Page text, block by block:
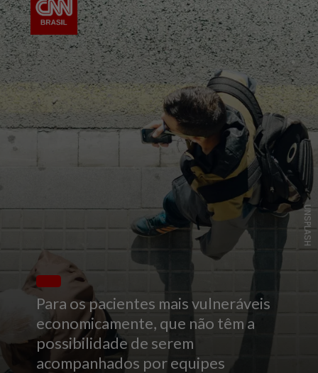
Para os pacientes mais vulneráveis
economicamente, que não têm a
possibilidade de serem
acompanhados por equipes
UNSPLASH